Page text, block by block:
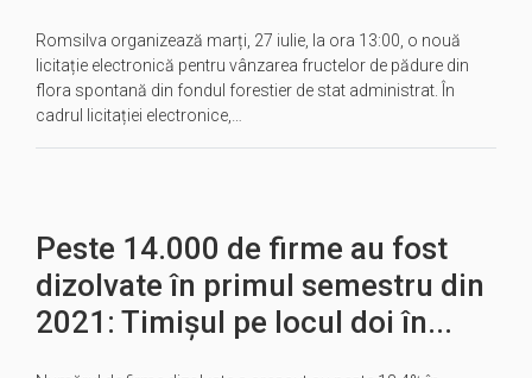
Romsilva organizează marți, 27 iulie, la ora 13:00, o nouă
licitație electronică pentru vânzarea fructelor de pădure din
flora spontană din fondul forestier de stat administrat. În
cadrul licitației electronice,…
Peste 14.000 de firme au fost
dizolvate în primul semestru din
2021: Timișul pe locul doi în...